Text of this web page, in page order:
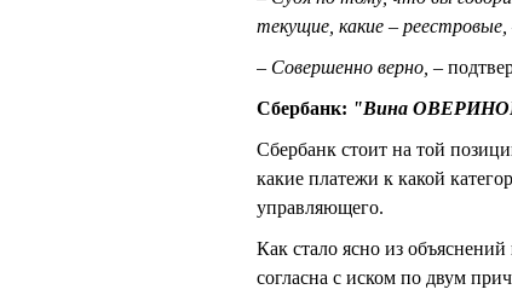
текущие, какие – реестровые,
– Совершенно верно, –
Сбербанк: "Вина
Сбербанк стоит на той
какие платежи к какой
управляющего.
Как стало ясно из
согласна с иском по двум